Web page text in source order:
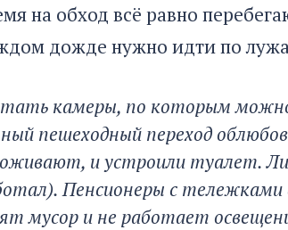
на обход всё равно
дожде нужно идти по
камеры, по которым
пешеходный переход
и устроили туалет.
Пенсионеры с
мусор и не работает